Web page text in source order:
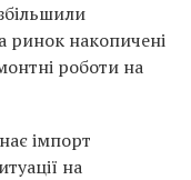
ринок накопичені
роботи на
імпорт
на